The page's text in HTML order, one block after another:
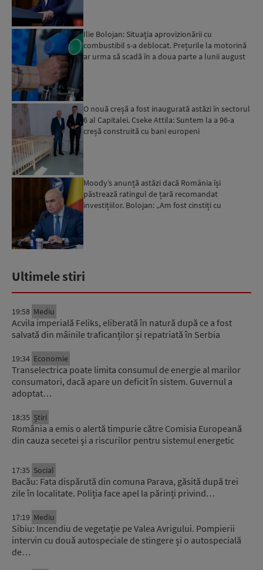
Ilie Bolojan: Situaţia aprovizionării cu
combustibil s-a deblocat. Prețurile la motorină
ar urma să scadă în a doua parte a lunii august
O nouă creșă a fost inaugurată astăzi în sectorul
6 al Capitalei. Cseke Attila: Suntem la a 96-a
creșă construită cu bani europeni
Moody’s anunță astăzi dacă România își
păstrează ratingul de țară recomandat
investițiilor. Bolojan: „Am fost cinstiți cu
Ultimele stiri
19:58 Mediu
Acvila imperială Feliks, eliberată în natură după ce a fost
salvată din mâinile traficanților și repatriată în Serbia
19:34 Economie
Transelectrica poate limita consumul de energie al marilor
consumatori, dacă apare un deficit în sistem. Guvernul a
adoptat…
18:35 Știri
România a emis o alertă timpurie către Comisia Europeană
din cauza secetei și a riscurilor pentru sistemul energetic
17:35 Social
Bacău: Fata dispărută din comuna Parava, găsită după trei
zile în localitate. Poliția face apel la părinți privind…
17:19 Mediu
Sibiu: Incendiu de vegetație pe Valea Avrigului. Pompierii
intervin cu două autospeciale de stingere și o autospecială
de…